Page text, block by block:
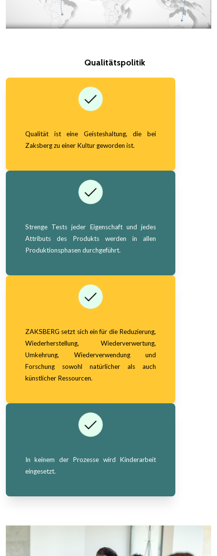
Qualitätspolitik
Qualität ist eine Geisteshaltung, die bei
Zaksberg zu einer Kultur geworden ist.
Strenge Tests jeder Eigenschaft und jedes
Attributs des Produkts werden in allen
Produktionsphasen durchgeführt.
ZAKSBERG setzt sich ein für die Reduzierung,
Wiederherstellung, Wiederverwertung,
Umkehrung, Wiederverwendung und
Forschung sowohl natürlicher als auch
künstlicher Ressourcen.
In keinem der Prozesse wird Kinderarbeit
eingesetzt.